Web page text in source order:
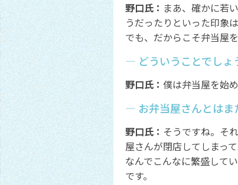
野口氏： まあ、確かに若
うだったりといった印象
でも、だからこそ弁当屋
― どういうことでしょ
野口氏： 僕は弁当屋を始
― お弁当屋さんとはま
野口氏： そうですね。そ
屋さんが閉店してしまって
なんでこんなに繁盛して
です。